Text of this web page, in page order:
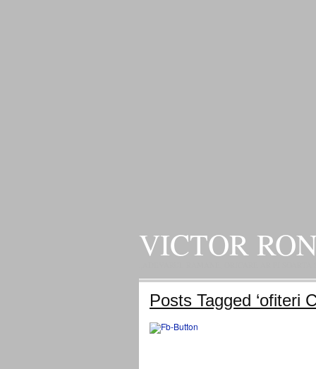
VICTOR
Posts Tagged ‘ofiteri